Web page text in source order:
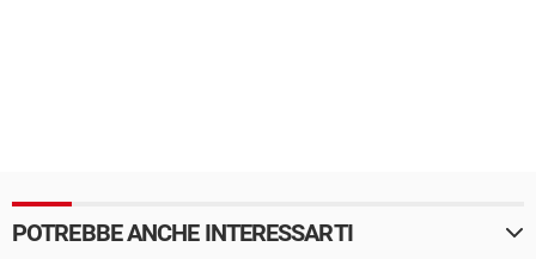
POTREBBE ANCHE INTERESSARTI